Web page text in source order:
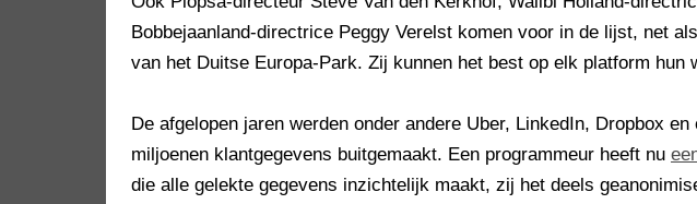
Bobbejaanland-directrice Peggy Verelst komen voor in de lijst, net
van het Duitse Europa-Park. Zij kunnen het best op elk platform hun
De afgelopen jaren werden onder andere Uber, LinkedIn, Dropbox
miljoenen klantgegevens buitgemaakt. Een programmeur heeft nu
die alle gelekte gegevens inzichtelijk maakt, zij het deels